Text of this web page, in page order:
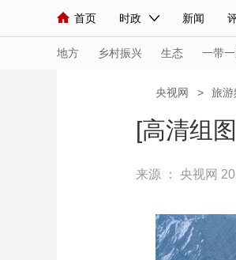
首页 时政 新闻
人民领袖习近平 联播+ 中国领
直播 栏目大全 节目单
海外频道 iPanda English
地方 乡村振兴 生态 一带
国内 国际 评
小央视频 小央直播
央视网 > 旅游
[高清组
来源 ： 央视网